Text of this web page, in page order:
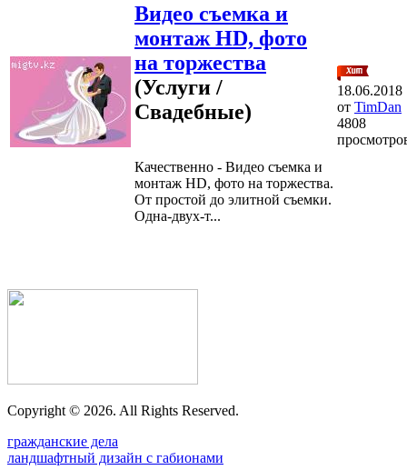
Видео съемка и
монтаж HD, фото
на торжества
(Услуги /
Свадебные)
Качественно - Видео съемка и
монтаж HD, фото на торжества.
От простой до элитной съемки.
Одна-двух-т...
18.06.2018
от TimDan
4808
Copyright © 2026. All Rights Reserved.
гражданские дела
ландшафтный дизайн с габионами